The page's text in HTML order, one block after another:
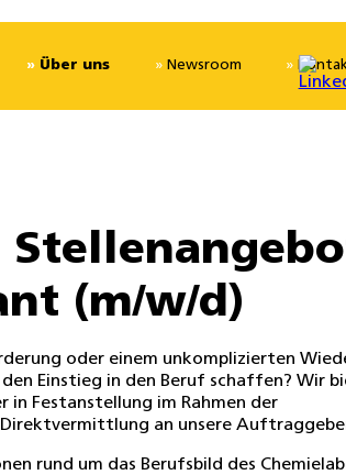
Über uns Newsroom
(m/w/d)
oder einem unkomplizierten
Einstieg in den Beruf schaffen? Wir
Festanstellung im Rahmen der
an unsere
rund um das Berufsbild des